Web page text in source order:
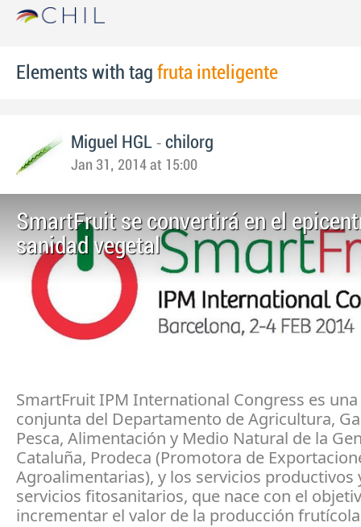
Elements with tag fruta inteligente
Miguel HGL - chilorg
Jan 31, 2014 at 15:00
SmartFruit se convertirá en el
sanidad vegetal
SmartFruit IPM International Congress es
conjunta del Departamento de Agricultura,
Pesca, Alimentación y Medio Natural de la
Cataluña, Prodeca (Promotora de
Agroalimentarias), y los servicios productivos
servicios fitosanitarios, que nace con el
incrementar el valor de la producción